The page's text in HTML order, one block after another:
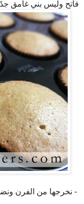
فاتح وليس بني غامق
- نخرجها من الفرن